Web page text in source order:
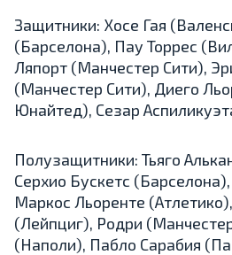
Защитники: Хосе Гая
(Барселона), Пау Торрес
Ляпорт (Манчестер Сити),
(Манчестер Сити), Диего
Юнайтед), Сезар
Полузащитники: Тьяго
Серхио Бускетс
Маркос Льоренте
(Лейпциг), Родри
(Наполи), Пабло Сарабия